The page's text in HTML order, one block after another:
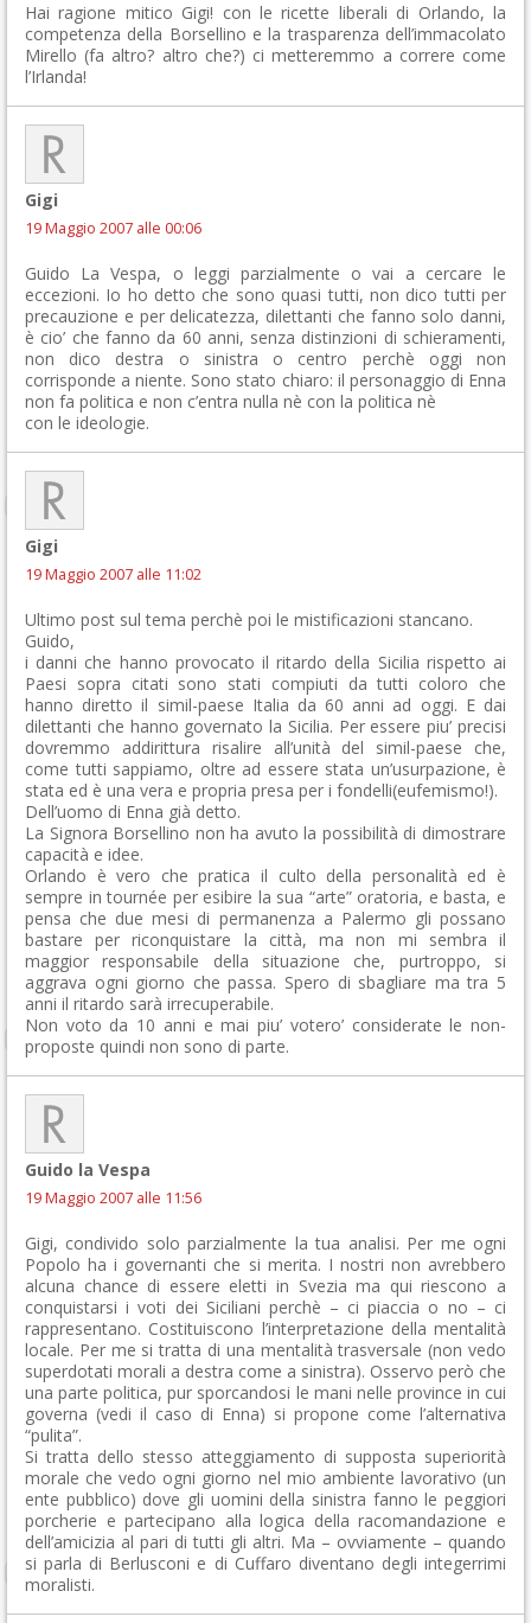
Hai ragione mitico Gigi! con le ricette liberali di Orlando, la
competenza della Borsellino e la trasparenza dell’immacolato
Mirello (fa altro? altro che?) ci metteremmo a correre come
l’Irlanda!
Gigi
19 Maggio 2007 alle 00:06
Guido La Vespa, o leggi parzialmente o vai a cercare le
eccezioni. Io ho detto che sono quasi tutti, non dico tutti per
precauzione e per delicatezza, dilettanti che fanno solo danni,
è cio’ che fanno da 60 anni, senza distinzioni di schieramenti,
non dico destra o sinistra o centro perchè oggi non
corrisponde a niente. Sono stato chiaro: il personaggio di Enna
non fa politica e non c’entra nulla nè con la politica nè
con le ideologie.
Gigi
19 Maggio 2007 alle 11:02
Ultimo post sul tema perchè poi le mistificazioni stancano.
Guido,
i danni che hanno provocato il ritardo della Sicilia rispetto ai
Paesi sopra citati sono stati compiuti da tutti coloro che
hanno diretto il simil-paese Italia da 60 anni ad oggi. E dai
dilettanti che hanno governato la Sicilia. Per essere piu’ precisi
dovremmo addirittura risalire all’unità del simil-paese che,
come tutti sappiamo, oltre ad essere stata un’usurpazione, è
stata ed è una vera e propria presa per i fondelli(eufemismo!).
Dell’uomo di Enna già detto.
La Signora Borsellino non ha avuto la possibilità di dimostrare
capacità e idee.
Orlando è vero che pratica il culto della personalità ed è
sempre in tournée per esibire la sua “arte” oratoria, e basta, e
pensa che due mesi di permanenza a Palermo gli possano
bastare per riconquistare la città, ma non mi sembra il
maggior responsabile della situazione che, purtroppo, si
aggrava ogni giorno che passa. Spero di sbagliare ma tra 5
anni il ritardo sarà irrecuperabile.
Non voto da 10 anni e mai piu’ votero’ considerate le non-
proposte quindi non sono di parte.
Guido la Vespa
19 Maggio 2007 alle 11:56
Gigi, condivido solo parzialmente la tua analisi. Per me ogni
Popolo ha i governanti che si merita. I nostri non avrebbero
alcuna chance di essere eletti in Svezia ma qui riescono a
conquistarsi i voti dei Siciliani perchè – ci piaccia o no – ci
rappresentano. Costituiscono l’interpretazione della mentalità
locale. Per me si tratta di una mentalità trasversale (non vedo
superdotati morali a destra come a sinistra). Osservo però che
una parte politica, pur sporcandosi le mani nelle province in cui
governa (vedi il caso di Enna) si propone come l’alternativa
“pulita”.
Si tratta dello stesso atteggiamento di supposta superiorità
morale che vedo ogni giorno nel mio ambiente lavorativo (un
ente pubblico) dove gli uomini della sinistra fanno le peggiori
porcherie e partecipano alla logica della racomandazione e
dell’amicizia al pari di tutti gli altri. Ma – ovviamente – quando
si parla di Berlusconi e di Cuffaro diventano degli integerrimi
moralisti.